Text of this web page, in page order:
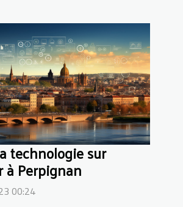
technologie sur
Perpignan
00:24